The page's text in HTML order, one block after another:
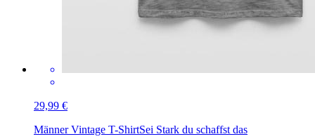
29,99 €
Männer Vintage T-ShirtSei Stark du schaffst das